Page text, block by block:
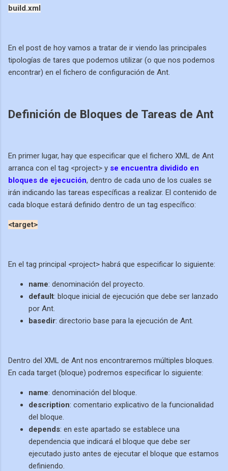
build.xml
En el post de hoy vamos a tratar de ir viendo las principales
tipologías de tares que podemos utilizar (o que nos podemos
encontrar) en el fichero de configuración de Ant.
Definición de Bloques de Tareas de Ant
En primer lugar, hay que especificar que el fichero XML de Ant
arranca con el tag <project> y se encuentra dividido en
bloques de ejecución, dentro de cada uno de los cuales se
irán indicando las tareas específicas a realizar. El contenido de
cada bloque estará definido dentro de un tag específico:
<target>
En el tag principal <project> habrá que especificar lo siguiente:
name: denominación del proyecto.
default: bloque inicial de ejecución que debe ser lanzado
por Ant.
basedir: directorio base para la ejecución de Ant.
Dentro del XML de Ant nos encontraremos múltiples bloques.
En cada target (bloque) podremos especificar lo siguiente:
name: denominación del bloque.
description: comentario explicativo de la funcionalidad
del bloque.
depends: en este apartado se establece una
dependencia que indicará el bloque que debe ser
ejecutado justo antes de ejecutar el bloque que estamos
definiendo.